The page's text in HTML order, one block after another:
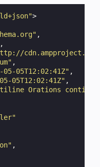
>
,
,
,
05-05T12:02:41Z" ,
05T12:02:41Z" ,
Orations
,